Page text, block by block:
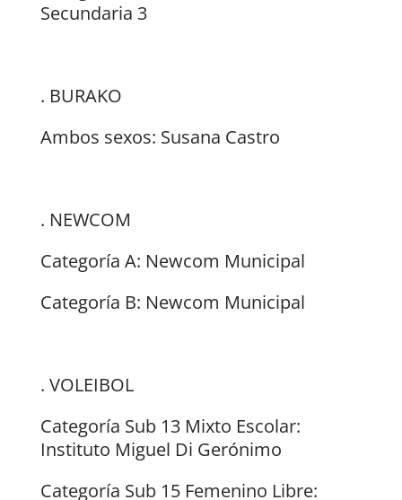
Secundaria 3
. BURAKO
Ambos sexos: Susana Castro
. NEWCOM
Categoría A: Newcom Municipal
Categoría B: Newcom Municipal
. VOLEIBOL
Categoría Sub 13 Mixto Escolar:
Instituto Miguel Di Gerónimo
Categoría Sub 15 Femenino Libre: